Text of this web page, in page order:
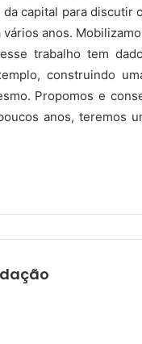
da capital para
vários anos.
trabalho tem
construindo
Propomos e
anos, teremos